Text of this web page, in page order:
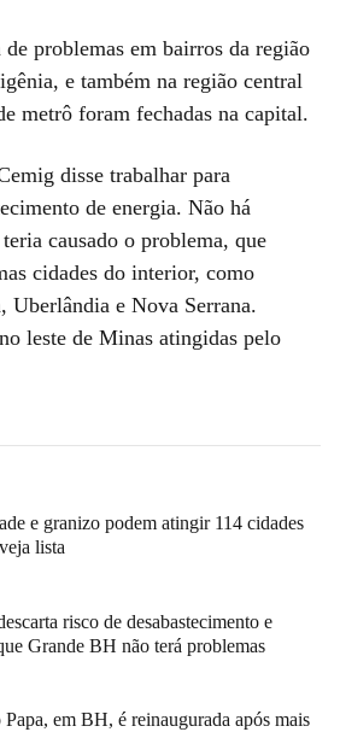
problemas em bairros da região
e também na região central
metrô foram fechadas na capital.
disse trabalhar para
de energia. Não há
causado o problema, que
cidades do interior, como
Uberlândia e Nova Serrana.
leste de Minas atingidas pelo
e granizo podem atingir 114 cidades
lista
risco de desabastecimento e
Grande BH não terá problemas
Papa, em BH, é reinaugurada após mais